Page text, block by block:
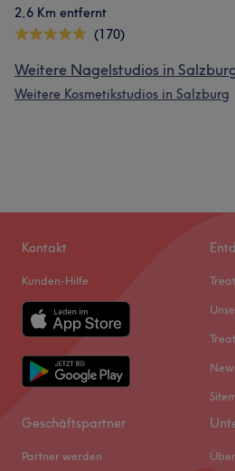
2,6 Km entfernt
(170)
Weitere Nagelstudios in
Weitere Kosmetikstudios in Salzburg
Kontakt
Kunden-Hilfe
Geschäftspartner
Partner werden